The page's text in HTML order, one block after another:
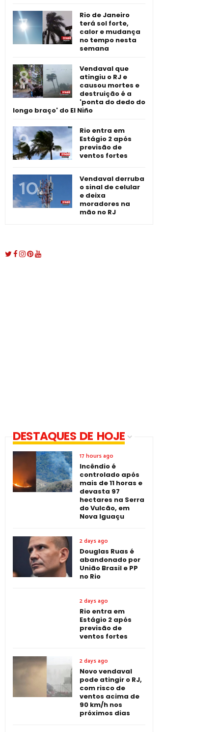
Rio de Janeiro
terá sol forte,
calor e mudança
no tempo nesta
semana
Vendaval que
atingiu o RJ e
causou mortes e
destruição é a
'ponta do dedo do
longo braço' do El Niño
Rio entra em
Estágio 2 após
previsão de
ventos fortes
Vendaval derruba
o sinal de celular
e deixa
moradores na
mão no RJ
DESTAQUES DE HOJE
17 hours ago
Incêndio é
controlado após
mais de 11 horas e
devasta 97
hectares na Serra
do Vulcão, em
Nova Iguaçu
2 days ago
Douglas Ruas é
abandonado por
União Brasil e PP
no Rio
2 days ago
Rio entra em
Estágio 2 após
previsão de
ventos fortes
2 days ago
Novo vendaval
pode atingir o RJ,
com risco de
ventos acima de
90 km/h nos
próximos dias